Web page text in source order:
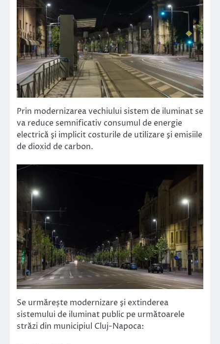
Prin modernizarea vechiului sistem de iluminat se
va reduce semnificativ consumul de energie
electrică şi implicit costurile de utilizare şi emisiile
de dioxid de carbon.
Se urmărește modernizare şi extinderea
sistemului de iluminat public pe următoarele
străzi din municipiul Cluj-Napoca: